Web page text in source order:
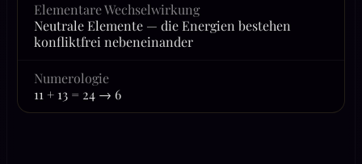
Elementare Wechselwirkung
Neutrale Elemente — die Energien bestehen
konfliktfrei nebeneinander
Numerologie
11 + 13 = 24 → 6